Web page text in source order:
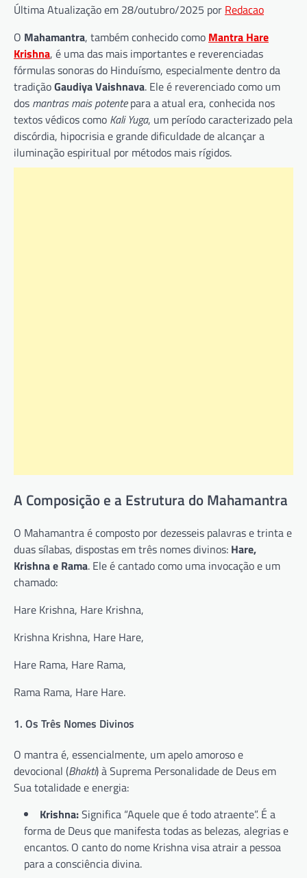
Última Atualização em 28/outubro/2025 por Redacao
O Mahamantra, também conhecido como Mantra Hare
Krishna, é uma das mais importantes e reverenciadas
fórmulas sonoras do Hinduísmo, especialmente dentro da
tradiçãoGaudiya Vaishnava. Ele é reverenciado como um
dos mantras mais potentepara a atual era, conhecida nos
textos védicos como Kali Yuga, um período caracterizado pela
discórdia, hipocrisia e grande dificuldade de alcançar a
iluminação espiritual por métodos mais rígidos.
A Composição e a Estrutura do Mahamantra
O Mahamantra é composto por dezesseis palavras e trinta e
duas sílabas, dispostas em três nomes divinos: Hare,
Krishna e Rama. Ele é cantado como uma invocação e um
chamado:
Hare Krishna, Hare Krishna,
Krishna Krishna, Hare Hare,
Hare Rama, Hare Rama,
Rama Rama, Hare Hare.
1. Os Três Nomes Divinos
O mantra é, essencialmente, um apelo amoroso e
devocional (Bhakti) à Suprema Personalidade de Deus em
Sua totalidade e energia:
Krishna:Significa “Aquele que é todo atraente”. É a
forma de Deus que manifesta todas as belezas, alegrias e
encantos. O canto do nome Krishna visa atrair a pessoa
para a consciência divina.